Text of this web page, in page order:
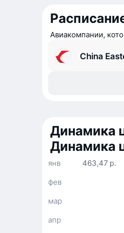
Авиакомпании,
China
Динамика
Динамика
463,47 р.
янв
фев
мар
апр